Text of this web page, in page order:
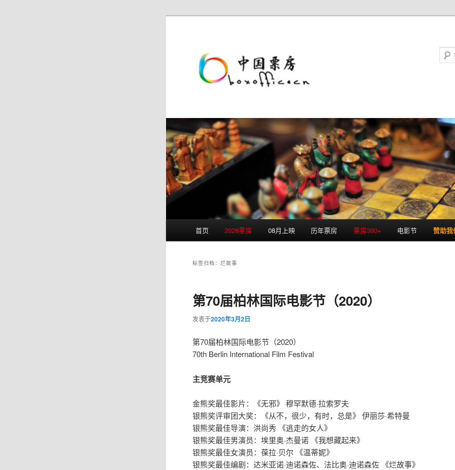
首页 2026票房 08月上映 历年票房 票房300+ 电影节 赞助我
标签归档：烂故事
第70届柏林国际电影节（2020）
发表于2020年3月2日
第70届柏林国际电影节（2020）
70th Berlin International Film Festival
主竞赛单元
金熊奖最佳影片：《无邪》 穆罕默德·拉索罗夫
银熊奖评审团大奖：《从不，很少，有时，总是》 伊丽莎·希特曼
银熊奖最佳导演：洪尚秀 《逃走的女人》
银熊奖最佳男演员：埃里奥·杰曼诺 《我想藏起来》
银熊奖最佳女演员：葆拉·贝尔 《温蒂妮》
银熊奖最佳编剧：达米亚诺·迪诺森佐、法比奥·迪诺森佐 《烂故事》